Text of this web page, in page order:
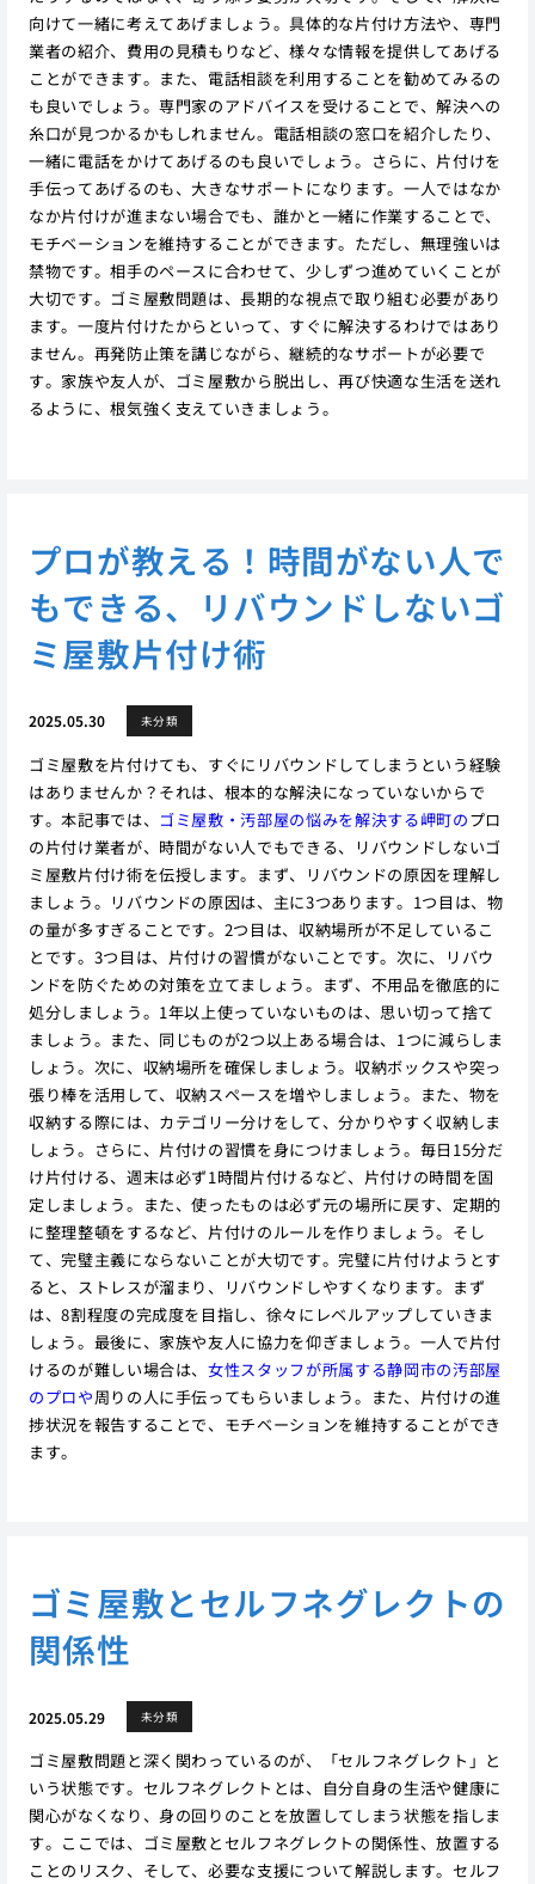
向けて一緒に考えてあげましょう。具体的な片付け方法や、専門
業者の紹介、費用の見積もりなど、様々な情報を提供してあげる
ことができます。また、電話相談を利用することを勧めてみるの
も良いでしょう。専門家のアドバイスを受けることで、解決への
糸口が見つかるかもしれません。電話相談の窓口を紹介したり、
一緒に電話をかけてあげるのも良いでしょう。さらに、片付けを
手伝ってあげるのも、大きなサポートになります。一人ではなか
なか片付けが進まない場合でも、誰かと一緒に作業することで、
モチベーションを維持することができます。ただし、無理強いは
禁物です。相手のペースに合わせて、少しずつ進めていくことが
大切です。ゴミ屋敷問題は、長期的な視点で取り組む必要があり
ます。一度片付けたからといって、すぐに解決するわけではあり
ません。再発防止策を講じながら、継続的なサポートが必要で
す。家族や友人が、ゴミ屋敷から脱出し、再び快適な生活を送れ
るように、根気強く支えていきましょう。
プロが教える！時間がない人で
もできる、リバウンドしないゴ
ミ屋敷片付け術
2025.05.30 未分類
ゴミ屋敷を片付けても、すぐにリバウンドしてしまうという経験
はありませんか？それは、根本的な解決になっていないからで
す。本記事では、 ゴミ屋敷・汚部屋の悩みを解決する岬町のプロ
の片付け業者が、時間がない人でもできる、リバウンドしないゴ
ミ屋敷片付け術を伝授します。まず、リバウンドの原因を理解し
ましょう。リバウンドの原因は、主に3つあります。1つ目は、物
の量が多すぎることです。2つ目は、収納場所が不足しているこ
とです。3つ目は、片付けの習慣がないことです。次に、リバウ
ンドを防ぐための対策を立てましょう。まず、不用品を徹底的に
処分しましょう。1年以上使っていないものは、思い切って捨て
ましょう。また、同じものが2つ以上ある場合は、1つに減らしま
しょう。次に、収納場所を確保しましょう。収納ボックスや突っ
張り棒を活用して、収納スペースを増やしましょう。また、物を
収納する際には、カテゴリー分けをして、分かりやすく収納しま
しょう。さらに、片付けの習慣を身につけましょう。毎日15分だ
け片付ける、週末は必ず1時間片付けるなど、片付けの時間を固
定しましょう。また、使ったものは必ず元の場所に戻す、定期的
に整理整頓をするなど、片付けのルールを作りましょう。そし
て、完璧主義にならないことが大切です。完璧に片付けようとす
ると、ストレスが溜まり、リバウンドしやすくなります。まず
は、8割程度の完成度を目指し、徐々にレベルアップしていきま
しょう。最後に、家族や友人に協力を仰ぎましょう。一人で片付
けるのが難しい場合は、女性スタッフが所属する静岡市の汚部屋
のプロや周りの人に手伝ってもらいましょう。また、片付けの進
捗状況を報告することで、モチベーションを維持することができ
ます。
ゴミ屋敷とセルフネグレクトの
関係性
2025.05.29 未分類
ゴミ屋敷問題と深く関わっているのが、「セルフネグレクト」と
いう状態です。セルフネグレクトとは、自分自身の生活や健康に
関心がなくなり、身の回りのことを放置してしまう状態を指しま
す。ここでは、ゴミ屋敷とセルフネグレクトの関係性、放置する
ことのリスク、そして、必要な支援について解説します。セルフ